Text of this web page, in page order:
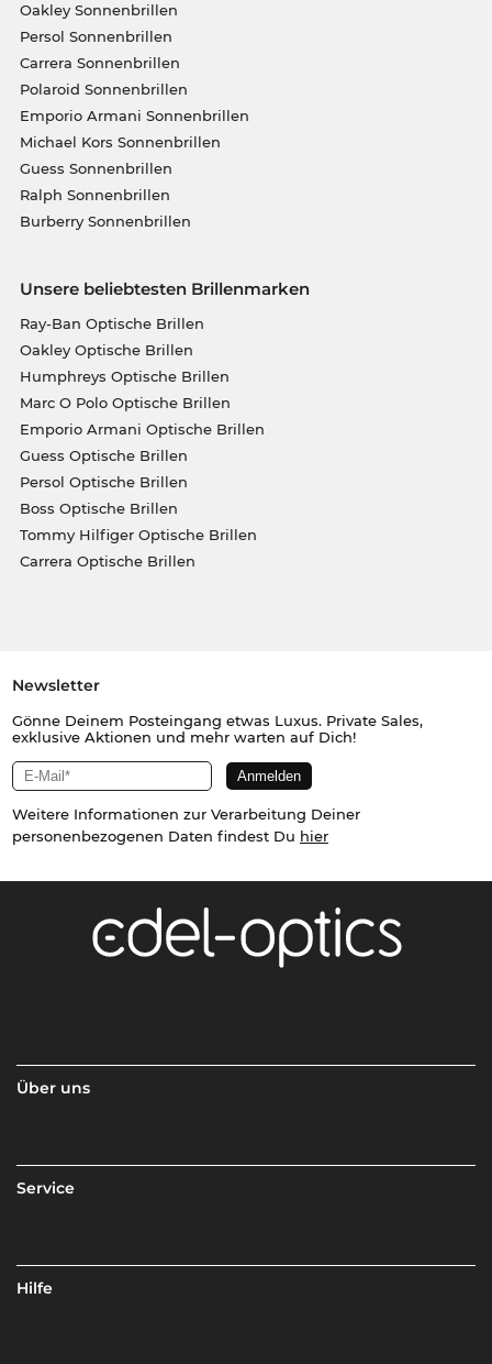
Oakley Sonnenbrillen
Persol Sonnenbrillen
Carrera Sonnenbrillen
Polaroid Sonnenbrillen
Emporio Armani Sonnenbrillen
Michael Kors Sonnenbrillen
Guess Sonnenbrillen
Ralph Sonnenbrillen
Burberry Sonnenbrillen
Unsere beliebtesten Brillenmarken
Ray-Ban Optische Brillen
Oakley Optische Brillen
Humphreys Optische Brillen
Marc O Polo Optische Brillen
Emporio Armani Optische Brillen
Guess Optische Brillen
Persol Optische Brillen
Boss Optische Brillen
Tommy Hilfiger Optische Brillen
Carrera Optische Brillen
Newsletter
Gönne Deinem Posteingang etwas Luxus. Private Sales,
exklusive Aktionen und mehr warten auf Dich!
Weitere Informationen zur Verarbeitung Deiner
personenbezogenen Daten findest Du hier
Über uns
Service
Hilfe